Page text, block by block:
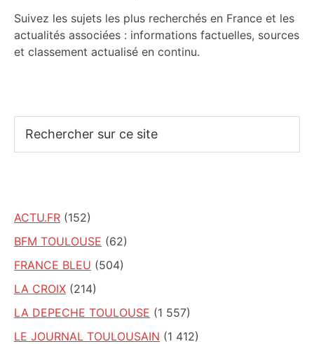
Suivez les sujets les plus recherchés en France et les
actualités associées : informations factuelles, sources
et classement actualisé en continu.
sur
ACTU.FR (152)
BFM TOULOUSE (62)
FRANCE BLEU (504)
LA CROIX (214)
LA DEPECHE TOULOUSE (1 557)
LE JOURNAL TOULOUSAIN (1 412)